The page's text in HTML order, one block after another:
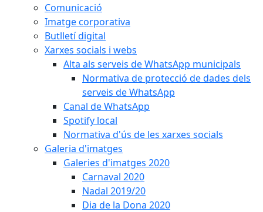
Comunicació
Imatge corporativa
Butlletí digital
Xarxes socials i webs
Alta als serveis de WhatsApp municipals
Normativa de protecció de dades dels
serveis de WhatsApp
Canal de WhatsApp
Spotify local
Normativa d'ús de les xarxes socials
Galeria d'imatges
Galeries d'imatges 2020
Carnaval 2020
Nadal 2019/20
Dia de la Dona 2020